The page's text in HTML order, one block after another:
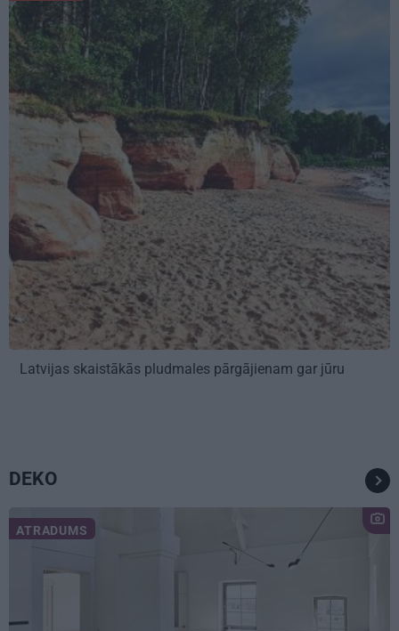
Latvijas skaistākās pludmales pārgājienam gar jūru
DEKO
ATRADUMS